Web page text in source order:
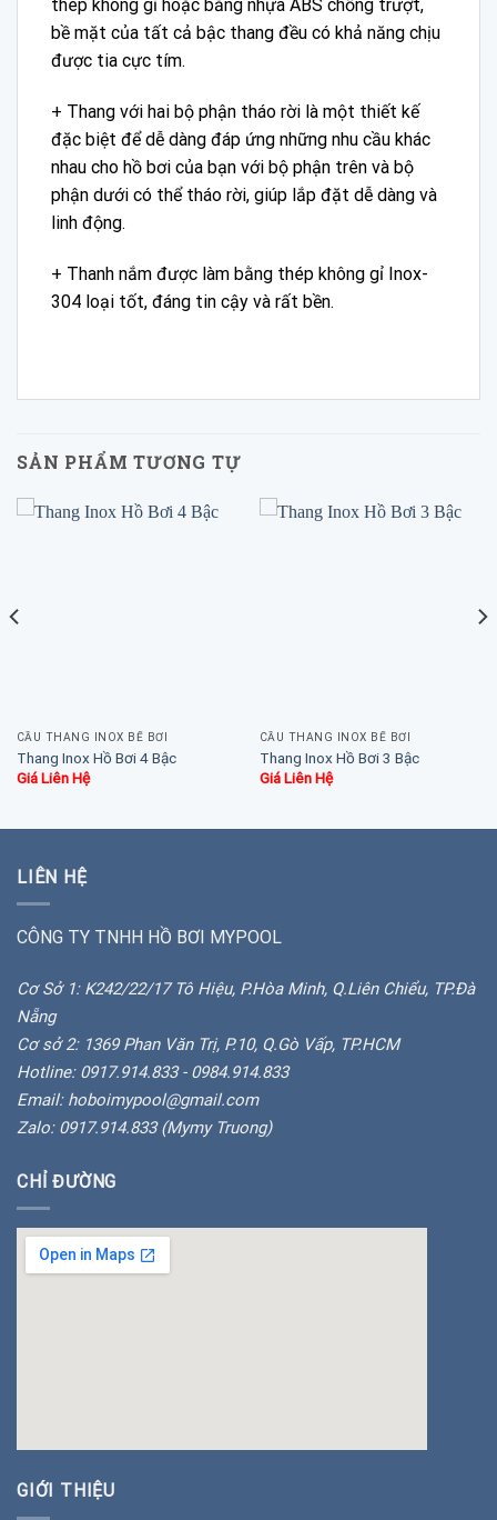
thép không gỉ hoặc bằng nhựa ABS chống trượt,
bề mặt của tất cả bậc thang đều có khả năng chịu
được tia cực tím.
+ Thang với hai bộ phận tháo rời là một thiết kế
đặc biệt để dễ dàng đáp ứng những nhu cầu khác
nhau cho hồ bơi của bạn với bộ phận trên và bộ
phận dưới có thể tháo rời, giúp lắp đặt dễ dàng và
linh động.
+ Thanh nắm được làm bằng thép không gỉ Inox-
304 loại tốt, đáng tin cậy và rất bền.
SẢN PHẨM TƯƠNG TỰ
CẦU THANG INOX BỂ BƠI
Thang Inox Hồ Bơi 4 Bậc
Giá Liên Hệ
CẦU THANG INOX BỂ BƠI
Thang Inox Hồ Bơi 3 Bậc
Giá Liên Hệ
LIÊN HỆ
CÔNG TY TNHH HỒ BƠI MYPOOL
Cơ Sở 1: K242/22/17 Tô Hiệu, P.Hòa Minh, Q.Liên Chiểu, TP.Đà
Nẵng
Cơ sở 2: 1369 Phan Văn Trị, P.10, Q.Gò Vấp, TP.HCM
Hotline: 0917.914.833 - 0984.914.833
Email: hoboimypool@gmail.com
Zalo: 0917.914.833 (Mymy Truong)
CHỈ ĐƯỜNG
GIỚI THIỆU